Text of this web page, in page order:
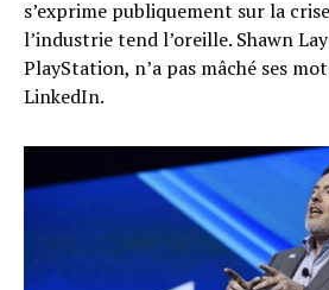
s’exprime publiquement sur la
l’industrie tend l’oreille. Shawn
PlayStation, n’a pas mâché ses
LinkedIn.